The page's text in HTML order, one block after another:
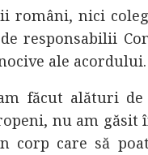
români, nici
responsabilii
ale acordului.
făcut alături
nu am
corp care să